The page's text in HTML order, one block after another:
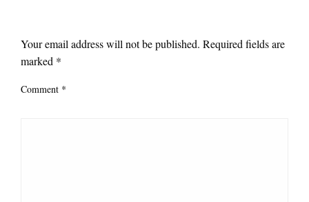
Your email address will not be published. Required fields are
marked *
Comment *